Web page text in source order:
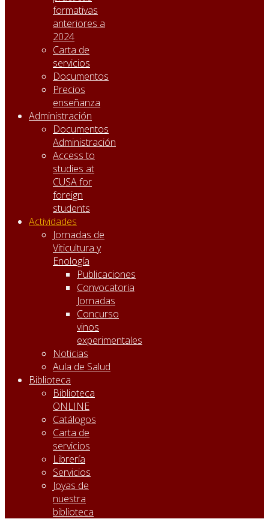
formativas
anteriores a
2024
Carta de
servicios
Documentos
Precios
enseñanza
Administración
Documentos
Administración
Access to
studies at
CUSA for
foreign
students
Actividades
Jornadas de
Viticultura y
Enología
Publicaciones
Convocatoria
Jornadas
Concurso
vinos
experimentales
Noticias
Aula de Salud
Biblioteca
Biblioteca
ONLINE
Catálogos
Carta de
servicios
Librería
Servicios
Joyas de
nuestra
biblioteca